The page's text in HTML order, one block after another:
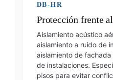
DB-HR
Protección frente al
Aislamiento acústico
aislamiento a ruido de
aislamiento de
de instalaciones.
pisos para evitar